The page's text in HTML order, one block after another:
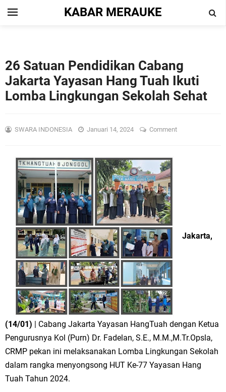
KABAR MERAUKE
26 Satuan Pendidikan Cabang
Jakarta Yayasan Hang Tuah Ikuti
Lomba Lingkungan Sekolah Sehat
SWARA INDONESIA Januari 14, 2024 Comment
Jakarta,
(14/01) | Cabang Jakarta Yayasan HangTuah dengan Ketua
Pengurusnya Kol (Purn) Dr. Fadelan, S.E., M.M.,M.Tr.Opsla,
CRMP pekan ini melaksanakan Lomba Lingkungan Sekolah
dalam rangka menyongsong HUT Ke-77 Yayasan Hang
Tuah Tahun 2024.